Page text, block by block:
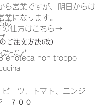
の
ｽｷｰなど
ら営業ですが、明日からは
業になります。
の仕方はこちら→
ご注文方法(改)
enoteca non troppo
ビーツ、トマト、ニンジ
７００